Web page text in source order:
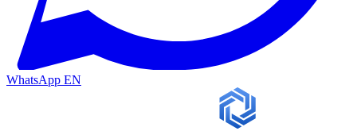
WhatsApp EN